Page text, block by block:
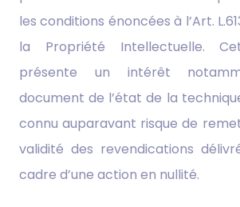
les conditions énoncées à l’Art.
la Propriété Intellectuelle.
présente un intérêt
document de l’état de la
connu auparavant risque de
validité des revendications
cadre d’une action en nullité.